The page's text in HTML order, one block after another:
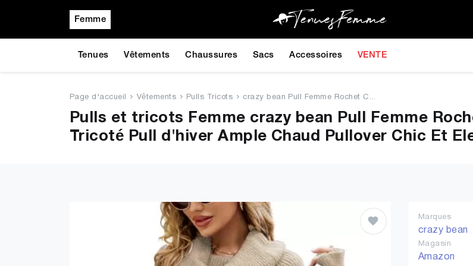
Femme
Tenues Vêtements Chaussures Sacs Accessoires VENTE
Page d'accueil Vêtements Pulls Tricots crazy bean Pull Femme Rochet C...
Pulls et tricots Femme crazy bean Pull Femme
Tricoté Pull d'hiver Ample Chaud Pullover Chic Et
Marques
crazy bean
Magasin
Amazon